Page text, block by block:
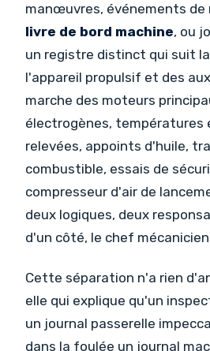
manœuvres, événements de
livre de bord machine, ou
un registre distinct qui suit
l'appareil propulsif et des
marche des moteurs
électrogènes, températures
relevées, appoints d'huile,
combustible, essais de
compresseur d'air de
deux logiques, deux
d'un côté, le chef
Cette séparation n'a rien
elle qui explique qu'un
un journal passerelle
dans la foulée un journal